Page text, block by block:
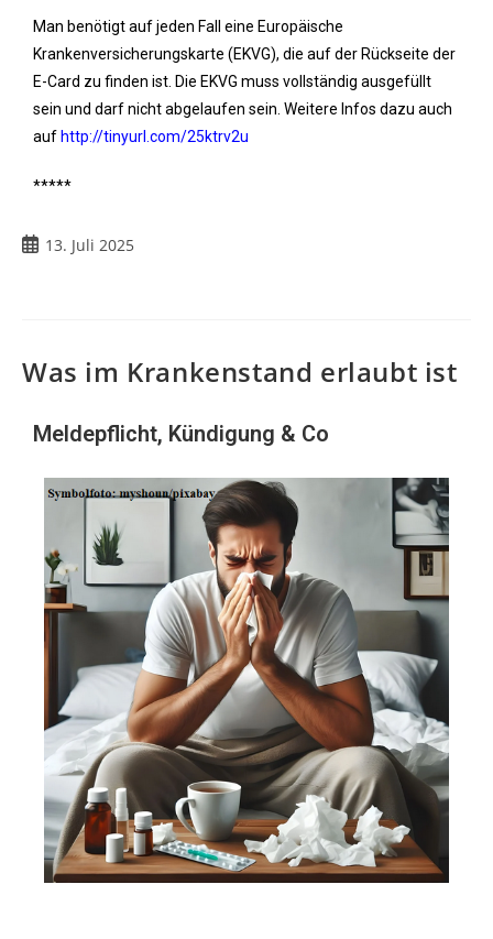
Man benötigt auf jeden Fall eine Europäische
Krankenversicherungskarte (EKVG), die auf der Rückseite der
E-Card zu finden ist. Die EKVG muss vollständig ausgefüllt
sein und darf nicht abgelaufen sein. Weitere Infos dazu auch
auf http://tinyurl.com/25ktrv2u
*****
13. Juli 2025
Was im Krankenstand erlaubt ist
Meldepflicht, Kündigung & Co